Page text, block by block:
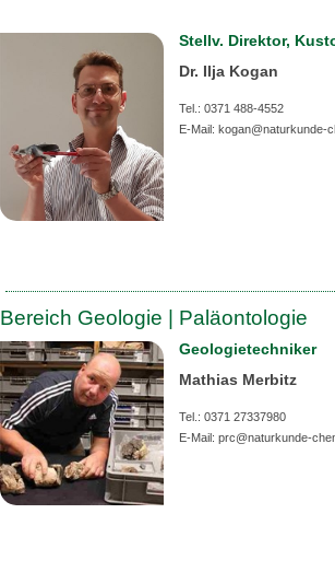
Stellv. Direktor,
Dr. Ilja Kogan
Tel.: 0371 488-4552
E-Mail: kogan@naturkunde-
Bereich Geologie | Paläontologie
Geologietechniker
Mathias Merbitz
Tel.: 0371 27337980
E-Mail: prc@naturkunde-